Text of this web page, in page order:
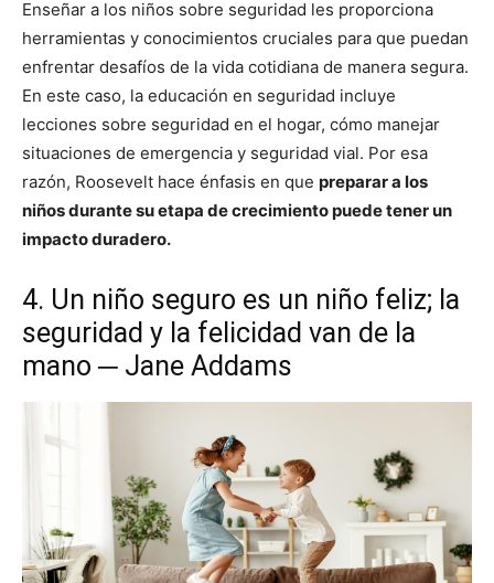
Enseñar a los niños sobre seguridad les proporciona
herramientas y conocimientos cruciales para que puedan
enfrentar desafíos de la vida cotidiana de manera segura.
En este caso, la educación en seguridad incluye
lecciones sobre seguridad en el hogar, cómo manejar
situaciones de emergencia y seguridad vial. Por esa
razón, Roosevelt hace énfasis en que preparar a los
niños durante su etapa de crecimiento puede tener un
impacto duradero.
4. Un niño seguro es un niño feliz; la
seguridad y la felicidad van de la
mano ─ Jane Addams